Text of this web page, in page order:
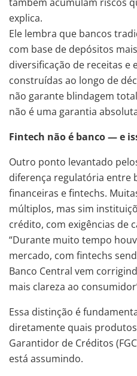
explica.
Ele lembra que bancos
com base de depósitos
diversificação de receitas
construídas ao longo de
não garante blindagem
não é uma garantia
Fintech não é banco — e
Outro ponto levantado
diferença regulatória entre
financeiras e fintechs.
múltiplos, mas sim
crédito, com exigências de
“Durante muito tempo
mercado, com fintechs
Banco Central vem
mais clareza ao
Essa distinção é
diretamente quais
Garantidor de Créditos
está assumindo.